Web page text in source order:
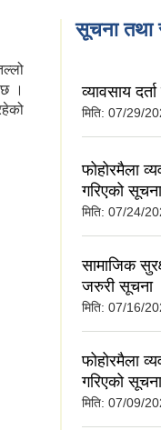
।
सूचना तथा
व्यावसाय
मिति: 07/29/
फोहोरमैला
गरिएको सूचना
मिति: 07/24/
सामाजिक
जरुरी सूचना
मिति: 07/16/
फोहोरमैला
गरिएको
मिति: 07/09/